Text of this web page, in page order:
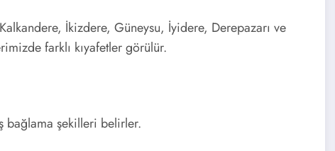
İkizdere, Güneysu, İyidere, Derepazarı ve
farklı kıyafetler görülür.
bağlama şekilleri belirler.